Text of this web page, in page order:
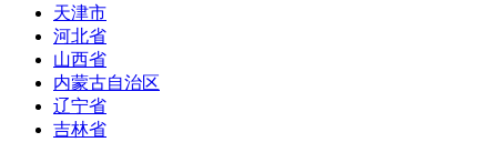
天津市
河北省
山西省
内蒙古自治区
辽宁省
吉林省